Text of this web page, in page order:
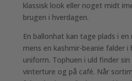
klassisk look eller noget midt
brugen i hverdagen.
En ballonhat kan tage plads i
mens en kashmir-beanie falder
uniform. Tophuen i uld finder
vinterture og på café. Når